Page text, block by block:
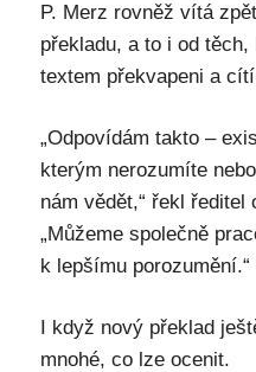
P. Merz rovněž vítá
překladu, a to i od
textem překvapeni a
„Odpovídám takto –
kterým nerozumíte
nám vědět,“ řekl ředitel
„Můžeme společně
k lepšímu porozumění.“
I když nový překlad
mnohé, co lze ocenit.